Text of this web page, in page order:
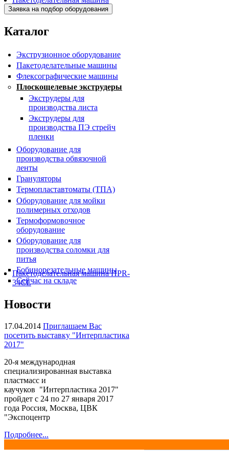
BJAF+S 40*2M
Пакетоделательная машина HPR-
34CL
Каталог
Экструзионное оборудование
Пакетоделательные машины
Флексографические машины
Плоскощелевые экструдеры
Экструдеры для
производства листа
Экструдеры для
производства ПЭ стрейч
пленки
Оборудование для
производства обвязочной
ленты
Грануляторы
Термопластавтоматы (ТПА)
Оборудование для мойки
полимерных отходов
Термоформовочное
оборудование
Оборудование для
производства соломки для
питья
Бобинорезательные машины
Сейчас на складе
Новости
17.04.2014 Приглашаем Вас
посетить выставку "Интерпластика
2017"
20-я международная
специализированная выставка
пластмасс и
каучуков "Интерпластика 2017"
пройдет с 24 по 27 января 2017
года Россия, Москва, ЦВК
"Экспоцентр
Подробнее...